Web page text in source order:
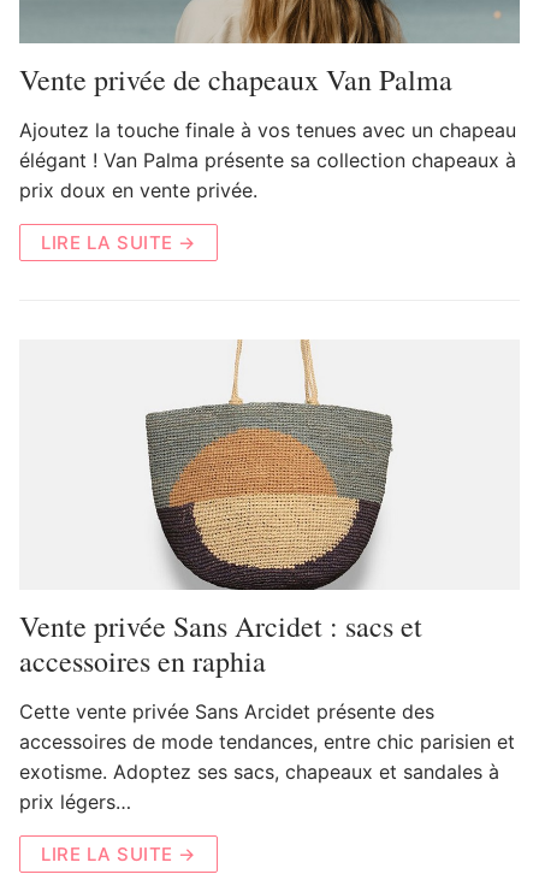
Vente privée de chapeaux Van Palma
Ajoutez la touche finale à vos tenues avec un chapeau
élégant ! Van Palma présente sa collection chapeaux à
prix doux en vente privée.
LIRE LA SUITE →
Vente privée Sans Arcidet : sacs et
accessoires en raphia
Cette vente privée Sans Arcidet présente des
accessoires de mode tendances, entre chic parisien et
exotisme. Adoptez ses sacs, chapeaux et sandales à
prix légers…
LIRE LA SUITE →